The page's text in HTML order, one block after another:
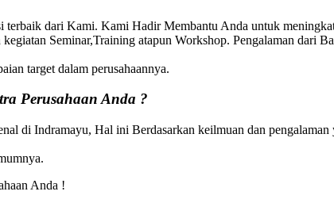
terbaik dari Kami. Kami Hadir Membantu Anda untuk
Seminar,Training atapun Workshop. Pengalaman dari
target dalam perusahaannya.
Perusahaan Anda ?
di Indramayu, Hal ini Berdasarkan keilmuan dan
Anda !